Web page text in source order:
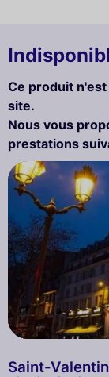
Ce produit
site.
Nous vous
prestations
Saint-